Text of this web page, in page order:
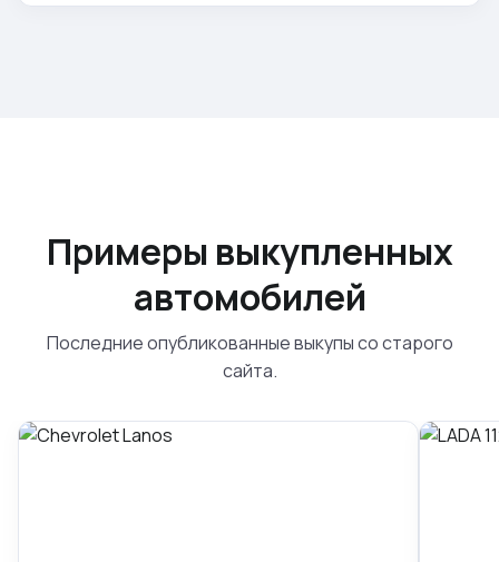
Примеры выкупленных
автомобилей
Последние опубликованные выкупы со старого
сайта.